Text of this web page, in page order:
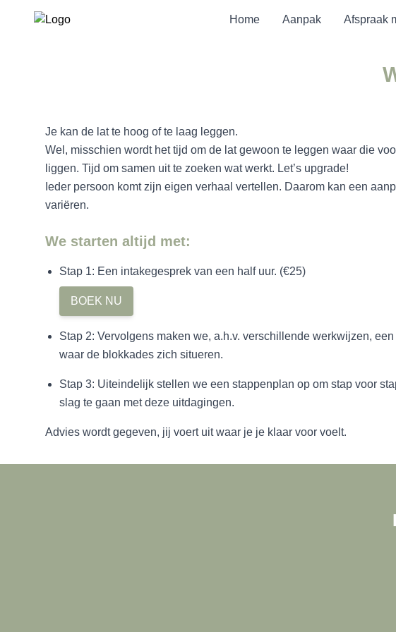
Home Aanpak Afspraak
Je kan de lat te hoog of te laag leggen.
Wel, misschien wordt het tijd om de lat gewoon te leggen waar die
liggen. Tijd om samen uit te zoeken wat werkt. Let’s upgrade!
Ieder persoon komt zijn eigen verhaal vertellen. Daarom kan een
variëren.
We starten altijd met:
Stap 1: Een intakegesprek van een half uur. (€25)
BOEK NU
Stap 2: Vervolgens maken we, a.h.v. verschillende werkwijzen,
waar de blokkades zich situeren.
Stap 3: Uiteindelijk stellen we een stappenplan op om stap voor
slag te gaan met deze uitdagingen.
Advies wordt gegeven, jij voert uit waar je je klaar voor voelt.